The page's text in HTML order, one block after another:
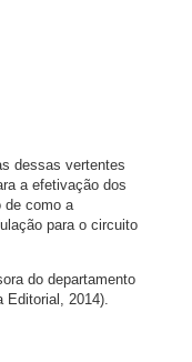
dessas vertentes
a efetivação dos
de como a
para o circuito
do departamento
Editorial, 2014).